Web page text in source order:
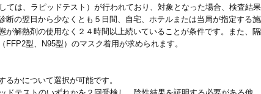
は、ラピッドテスト）が行われており、対象となった場合、検査結果
の翌日から少なくとも５日間、自宅、ホテルまたは当局が指定する
解熱剤の使用なく２４時間以上続いていることが条件です。また、
型、N95型）のマスク着用が求められます。
かについて選択が可能です。